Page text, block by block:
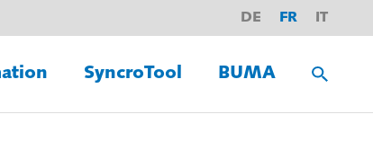
DE FR IT
SyncroTool BUMA